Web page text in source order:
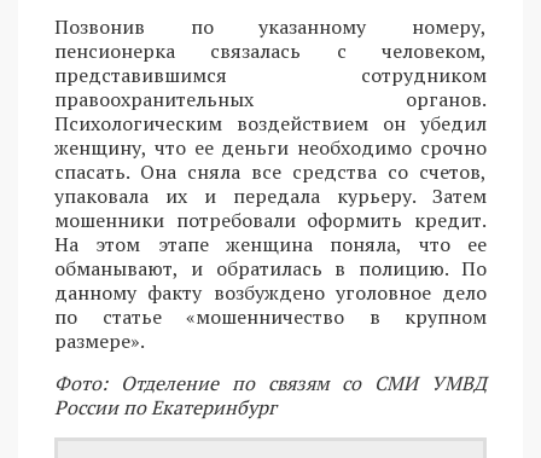
Позвонив по указанному номеру,
пенсионерка связалась с человеком,
представившимся сотрудником
правоохранительных органов.
Психологическим воздействием он убедил
женщину, что ее деньги необходимо срочно
спасать. Она сняла все средства со счетов,
упаковала их и передала курьеру. Затем
мошенники потребовали оформить кредит.
На этом этапе женщина поняла, что ее
обманывают, и обратилась в полицию. По
данному факту возбуждено уголовное дело
по статье «мошенничество в крупном
размере».
Фото: Отделение по связям со СМИ УМВД
России по Екатеринбург